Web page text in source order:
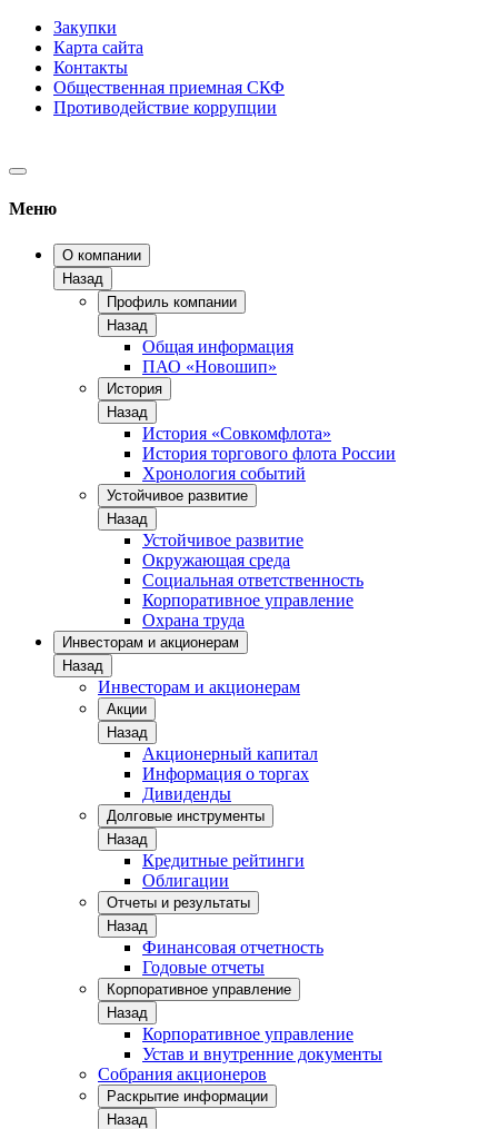
Закупки
Карта сайта
Контакты
Общественная приемная СКФ
Противодействие коррупции
Меню
О компании
Назад
Профиль компании
Назад
Общая информация
ПАО «Новошип»
История
Назад
История «Совкомфлота»
История торгового флота России
Хронология событий
Устойчивое развитие
Назад
Устойчивое развитие
Окружающая среда
Социальная ответственность
Корпоративное управление
Охрана труда
Инвесторам и акционерам
Назад
Инвесторам и акционерам
Акции
Назад
Акционерный капитал
Информация о торгах
Дивиденды
Долговые инструменты
Назад
Кредитные рейтинги
Облигации
Отчеты и результаты
Назад
Финансовая отчетность
Годовые отчеты
Корпоративное управление
Назад
Корпоративное управление
Устав и внутренние документы
Собрания акционеров
Раскрытие информации
Назад